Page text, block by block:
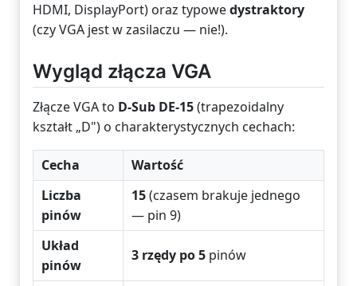
HDMI, DisplayPort) oraz typowedystraktory
(czy VGA jest w zasilaczu — nie!).
Wygląd złącza VGA
Złącze VGA to D-Sub DE-15(trapezoidalny
kształt „D") o charakterystycznych cechach:
Cecha
Wartość
Liczba
pinów
15(czasem brakuje jednego
— pin 9)
Układ
pinów
3 rzędy po 5 pinów